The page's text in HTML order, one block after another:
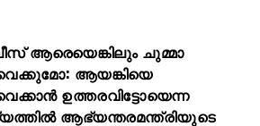
ആരെയെങ്കിലും ചുമ്മാ
ആയങ്കിയെ
ഉത്തരവിട്ടോയെന്ന
ആഭ്യന്തരമന്ത്രിയുടെ